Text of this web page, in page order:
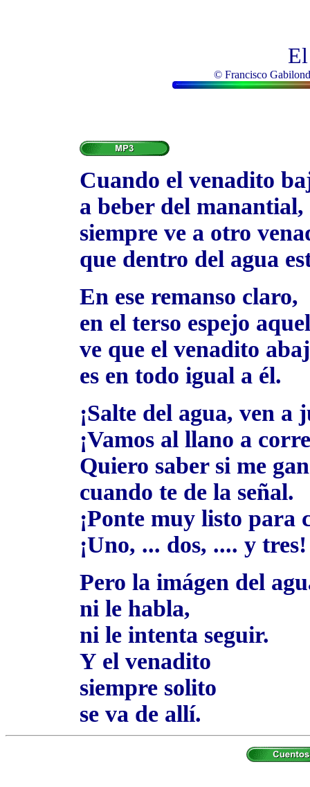
© Francisco
Cuando el venadito
a beber del manantial,
siempre ve a otro
que dentro del agua
En ese remanso claro,
en el terso espejo
ve que el venadito
es en todo igual a él.
¡Salte del agua, ven a
¡Vamos al llano a
Quiero saber si me
cuando te de la señal.
¡Ponte muy listo para
¡Uno, ... dos, .... y tres!
Pero la imágen del
ni le habla,
ni le intenta seguir.
Y el venadito
siempre solito
se va de allí.